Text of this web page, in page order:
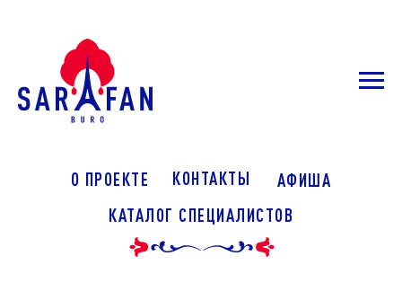
О ПРОЕКТЕ КОНТАКТЫ
АФИША
КАТАЛОГ СПЕЦИАЛИСТОВ